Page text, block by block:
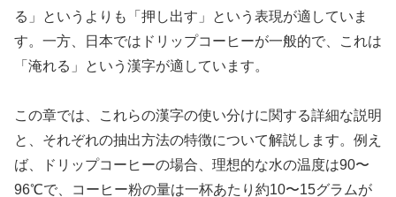
る」というよりも「押し出す」という表現が適していま
す。一方、日本ではドリップコーヒーが一般的で、これは
「淹れる」という漢字が適しています。
この章では、これらの漢字の使い分けに関する詳細な説明
と、それぞれの抽出方法の特徴について解説します。例え
ば、ドリップコーヒーの場合、理想的な水の温度は90〜
96℃で、コーヒー粉の量は一杯あたり約10〜15グラムが